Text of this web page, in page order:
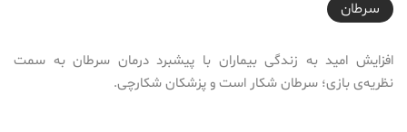
2018-03-12T22:40:38+03:30
سرطان
افزایش امید به زندگی بیماران با پیشبرد درمان سرطان به سمت
نظریه‌ی بازی؛ سرطان شکار است و پزشکان شکارچی.